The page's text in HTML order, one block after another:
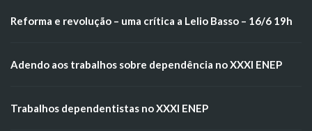
Reforma e revolução – uma crítica a Lelio Basso – 16/6 19h
Adendo aos trabalhos sobre dependência no XXXI ENEP
Trabalhos dependentistas no XXXI ENEP